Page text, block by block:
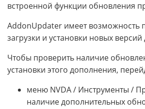
встроенной функции обновления
AddonUpdater имеет возможность
загрузки и установки новых
Чтобы проверить наличие
установки этого дополнения,
меню NVDA / Инструменты /
наличие дополнительных